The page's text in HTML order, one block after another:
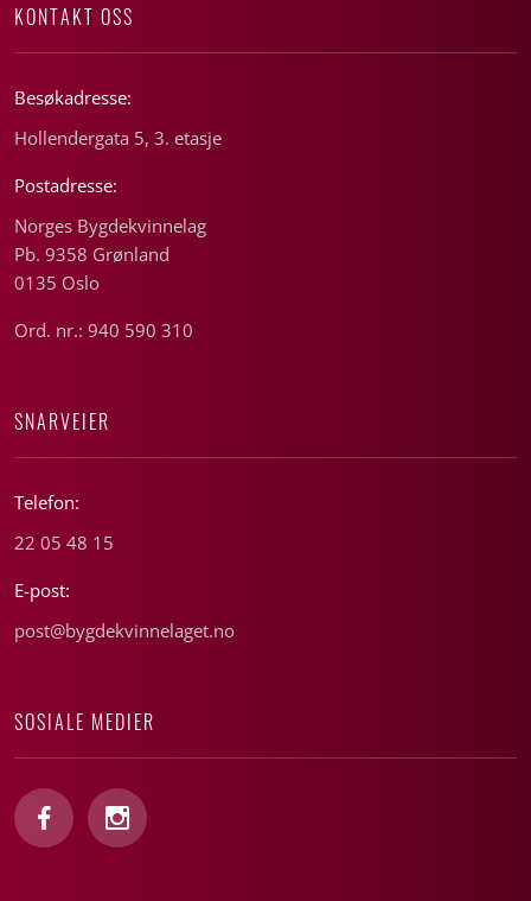
KONTAKT OSS
Besøkadresse:
Hollendergata 5, 3. etasje
Postadresse:
Norges Bygdekvinnelag
Pb. 9358 Grønland
0135 Oslo
Ord. nr.: 940 590 310
SNARVEIER
Telefon:
22 05 48 15
E-post:
post@bygdekvinnelaget.no
SOSIALE MEDIER